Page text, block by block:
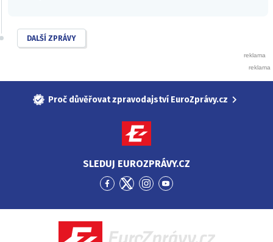
DALŠÍ ZPRÁVY
Proč důvěřovat zpravodajství EuroZprávy.cz
SLEDUJ EUROZPRÁVY.CZ
Přejít
Facebook
Přejít
Twitter
Přejít
Instagram
Přejít
YouTube
EuroZprávy.cz